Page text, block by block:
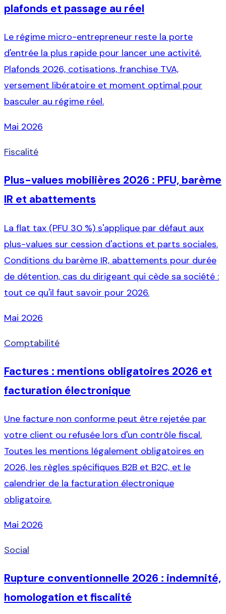
plafonds et passage au réel
Le régime micro-entrepreneur reste la porte
d'entrée la plus rapide pour lancer une activité.
Plafonds 2026, cotisations, franchise TVA,
versement libératoire et moment optimal pour
basculer au régime réel.
Mai 2026
Fiscalité
Plus-values mobilières 2026 : PFU, barème
IR et abattements
La flat tax (PFU 30 %) s'applique par défaut aux
plus-values sur cession d'actions et parts sociales.
Conditions du barème IR, abattements pour durée
de détention, cas du dirigeant qui cède sa société :
tout ce qu'il faut savoir pour 2026.
Mai 2026
Comptabilité
Factures : mentions obligatoires 2026 et
facturation électronique
Une facture non conforme peut être rejetée par
votre client ou refusée lors d'un contrôle fiscal.
Toutes les mentions légalement obligatoires en
2026, les règles spécifiques B2B et B2C, et le
calendrier de la facturation électronique
obligatoire.
Mai 2026
Social
Rupture conventionnelle 2026 : indemnité,
homologation et fiscalité